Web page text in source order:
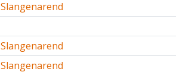
Slangenarend
Slangenarend
Slangenarend